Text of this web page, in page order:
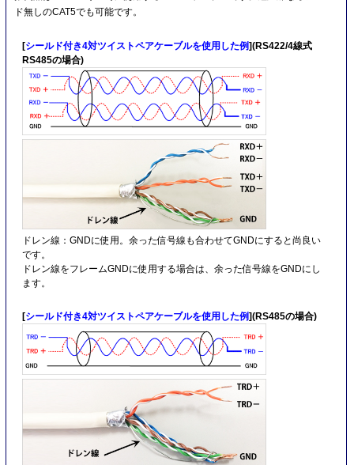
ド無しのCAT5でも可能です。
[シールド付き4対ツイストペアケーブルを使用した例](RS422/4線式
RS485の場合)
ドレン線：GNDに使用。余った信号線も合わせてGNDにすると尚良い
です。
ドレン線をフレームGNDに使用する場合は、余った信号線をGNDにし
ます。
[シールド付き4対ツイストペアケーブルを使用した例](RS485の場合)